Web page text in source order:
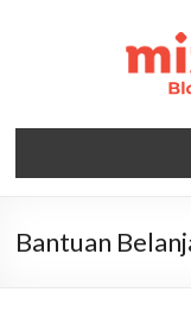
Bantuan